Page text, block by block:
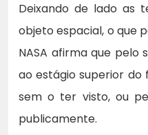
Deixando de lado as
objeto espacial, o que
NASA afirma que pelo
ao estágio superior do
sem o ter visto, ou
publicamente.